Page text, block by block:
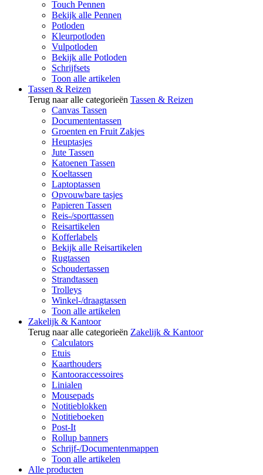
Touch Pennen
Bekijk alle Pennen
Potloden
Kleurpotloden
Vulpotloden
Bekijk alle Potloden
Schrijfsets
Toon alle artikelen
Tassen & Reizen
Terug naar alle categorieën Tassen & Reizen
Canvas Tassen
Documententassen
Groenten en Fruit Zakjes
Heuptasjes
Jute Tassen
Katoenen Tassen
Koeltassen
Laptoptassen
Opvouwbare tasjes
Papieren Tassen
Reis-/sporttassen
Reisartikelen
Kofferlabels
Bekijk alle Reisartikelen
Rugtassen
Schoudertassen
Strandtassen
Trolleys
Winkel-/draagtassen
Toon alle artikelen
Zakelijk & Kantoor
Terug naar alle categorieën Zakelijk & Kantoor
Calculators
Etuis
Kaarthouders
Kantooraccessoires
Linialen
Mousepads
Notitieblokken
Notitieboeken
Post-It
Rollup banners
Schrijf-/Documentenmappen
Toon alle artikelen
Alle producten